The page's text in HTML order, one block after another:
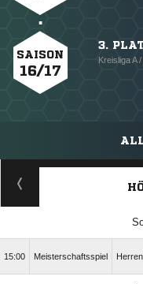
SAISON
16/17
3.
Kreisliga A
15:00 Meisterschaftsspiel Herren